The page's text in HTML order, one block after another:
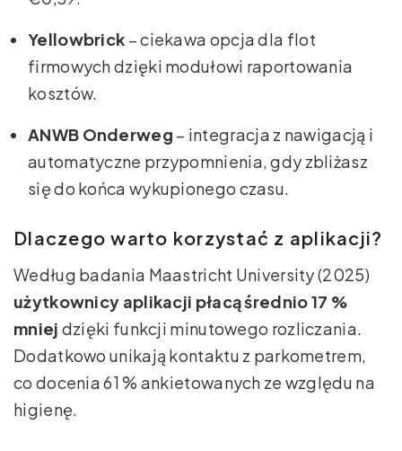
Yellowbrick – ciekawa opcja dla flot
firmowych dzięki modułowi raportowania
kosztów.
ANWB Onderweg – integracja z nawigacją i
automatyczne przypomnienia, gdy zbliżasz
się do końca wykupionego czasu.
Dlaczego warto korzystać z aplikacji?
Według badania Maastricht University (2025)
użytkownicy aplikacji płacą średnio 17 %
mniej dzięki funkcji minutowego rozliczania.
Dodatkowo unikają kontaktu z parkometrem,
co docenia 61 % ankietowanych ze względu na
higienę.